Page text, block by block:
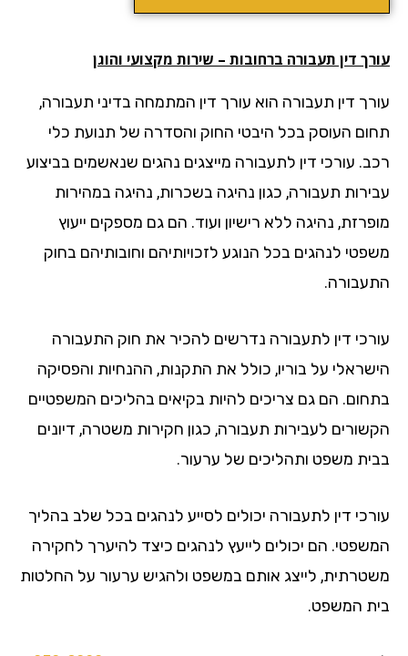
דין תעבורה ברחובות – שירות מקצועי והוגן
דין תעבורה הוא עורך דין המתמחה בדיני תעבורה,
העוסק בכל היבטי החוק והסדרה של תנועת כלי
עורכי דין לתעבורה מייצגים נהגים שנאשמים בביצוע
תעבורה, כגון נהיגה בשכרות, נהיגה במהירות
נהיגה ללא רישיון ועוד. הם גם מספקים ייעוץ
לנהגים בכל הנוגע לזכויותיהם וחובותיהם בחוק
דין לתעבורה נדרשים להכיר את חוק התעבורה
על בוריו, כולל את התקנות, ההנחיות והפסיקה
הם גם צריכים להיות בקיאים בהליכים המשפטיים
לעבירות תעבורה, כגון חקירות משטרה, דיונים
משפט ותהליכים של ערעור.
דין לתעבורה יכולים לסייע לנהגים בכל שלב בהליך
הם יכולים לייעץ לנהגים כיצד להיערך לחקירה
לייצג אותם במשפט ולהגיש ערעור על החלטות
המשפט.